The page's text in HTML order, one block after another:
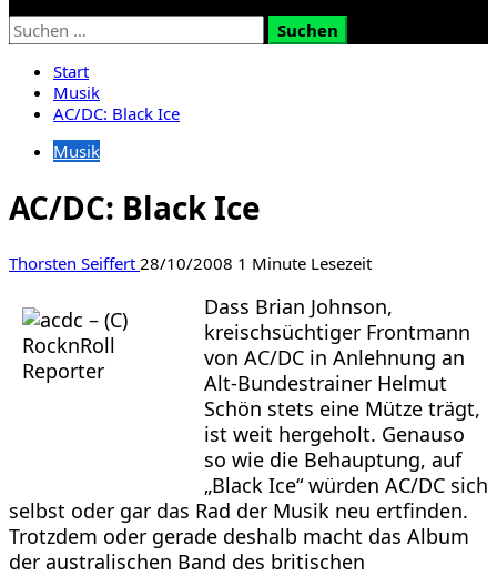
Suchen
nach:
Start
Musik
AC/DC: Black Ice
Musik
AC/DC: Black Ice
Thorsten Seiffert 28/10/2008 1 Minute Lesezeit
Dass Brian Johnson,
kreischsüchtiger Frontmann
von AC/DC in Anlehnung an
Alt-Bundestrainer Helmut
Schön stets eine Mütze trägt,
ist weit hergeholt. Genauso
so wie die Behauptung, auf
„Black Ice“ würden AC/DC sich
selbst oder gar das Rad der Musik neu ertfinden.
Trotzdem oder gerade deshalb macht das Album
der australischen Band des britischen